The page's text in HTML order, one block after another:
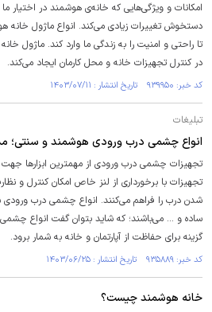
امکانات و ویژگی‌هایی که خانه‌ی هوشمند در اختیار
دستخوش تغییرات زیادی می‌کند. انواع ماژول خانه
تا راحتی و امنیت را به زندگی ما وارد کند. ماژول
در کنترل تجهیزات خانه و محل کارمان ایجاد می‌کند.
کد خبر: ۹۳۹۹۵۰ تاریخ انتشار : ۱۴۰۳/۰۷/۱۱
تبلیغات
انواع چشمی درب ورودی هوشمند و سنتی؛
تجهیزات چشمی درب ورودی از مهمترین ابزار‌ها
تجهیزات با برخورداری از لنز خاص امکان کنترل و
شدن درب را فراهم می‌کنند. انواع چشمی درب
ساده و ... می‌باشند؛ که شاید بتوان گفت انواع
گزینه برای حفاظت از آپارتمان و خانه به شمار برود.
کد خبر: ۹۳۵۸۸۹ تاریخ انتشار : ۱۴۰۳/۰۶/۲۵
خانه هوشمند چیست؟